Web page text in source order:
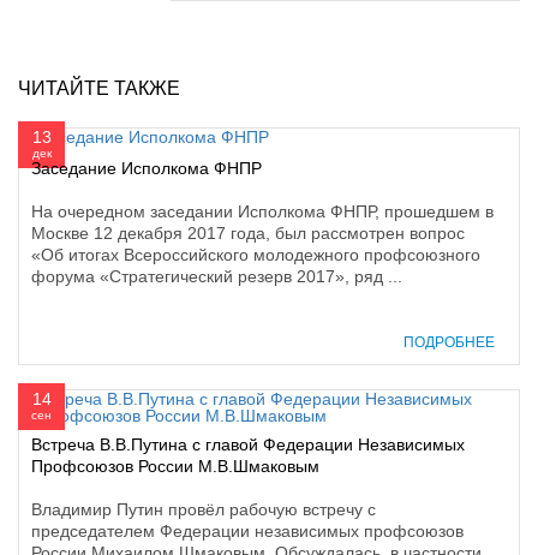
ЧИТАЙТЕ ТАКЖЕ
13
дек
Заседание Исполкома ФНПР
На очередном заседании Исполкома ФНПР, прошедшем в
Москве 12 декабря 2017 года, был рассмотрен вопрос
«Об итогах Всероссийского молодежного профсоюзного
форума «Стратегический резерв 2017», ряд ...
ПОДРОБНЕЕ
14
сен
Встреча В.В.Путина с главой Федерации Независимых
Профсоюзов России М.В.Шмаковым
Владимир Путин провёл рабочую встречу с
председателем Федерации независимых профсоюзов